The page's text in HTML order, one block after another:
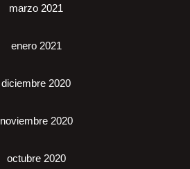
marzo 2021
enero 2021
diciembre 2020
noviembre 2020
octubre 2020